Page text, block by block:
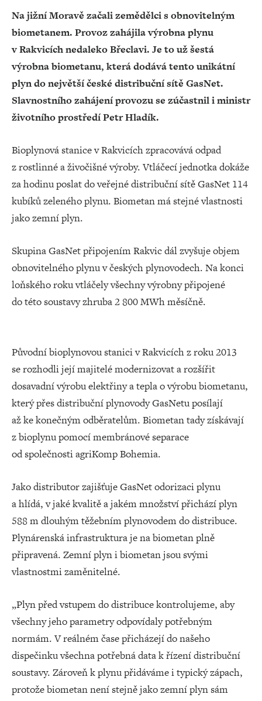
Na jižní Moravě začali zemědělci s obnovitelným
biometanem. Provoz zahájila výrobna plynu
v Rakvicích nedaleko Břeclavi. Je to už šestá
výrobna biometanu, která dodává tento unikátní
plyn do největší české distribuční sítě GasNet.
Slavnostního zahájení provozu se zúčastnil i ministr
životního prostředí Petr Hladík.
Bioplynová stanice v Rakvicích zpracovává odpad
z rostlinné a živočišné výroby. Vtláčecí jednotka dokáže
za hodinu poslat do veřejné distribuční sítě GasNet 114
kubíků zeleného plynu. Biometan má stejné vlastnosti
jako zemní plyn.
Skupina GasNet připojením Rakvic dál zvyšuje objem
obnovitelného plynu v českých plynovodech. Na konci
loňského roku vtláčely všechny výrobny připojené
do této soustavy zhruba 2 800 MWh měsíčně.
Původní bioplynovou stanici v Rakvicích z roku 2013
se rozhodli její majitelé modernizovat a rozšířit
dosavadní výrobu elektřiny a tepla o výrobu biometanu,
který přes distribuční plynovody GasNetu posílají
až ke konečným odběratelům. Biometan tady získávají
z bioplynu pomocí membránové separace
od společnosti agriKomp Bohemia.
Jako distributor zajišťuje GasNet odorizaci plynu
a hlídá, v jaké kvalitě a jakém množství přichází plyn
588 m dlouhým těžebním plynovodem do distribuce.
Plynárenská infrastruktura je na biometan plně
připravená. Zemní plyn i biometan jsou svými
vlastnostmi zaměnitelné.
„Plyn před vstupem do distribuce kontrolujeme, aby
všechny jeho parametry odpovídaly potřebným
normám. V reálném čase přicházejí do našeho
dispečinku všechna potřebná data k řízení distribuční
soustavy. Zároveň k plynu přidáváme i typický zápach,
protože biometan není stejně jako zemní plyn sám